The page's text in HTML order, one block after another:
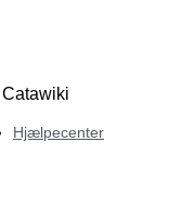
Catawiki
Hjælpecenter